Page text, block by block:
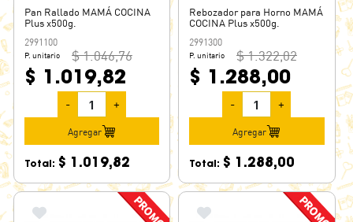
Pan Rallado MAMÁ COCINA
Plus x500g.
2991100
P. unitario $ 1.046,76
$ 1.019,82
- +
Agregar
Total: $ 1.019,82
Rebozador para Horno MAMÁ
COCINA Plus x500g.
2991300
P. unitario $ 1.322,02
$ 1.288,00
- +
Agregar
Total: $ 1.288,00